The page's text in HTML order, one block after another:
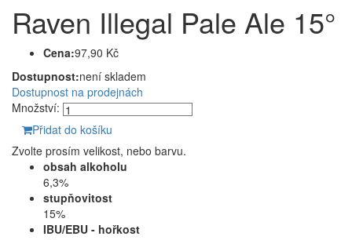
Raven Illegal Pale Ale 15°
Cena:97,90 Kč
Dostupnost:není skladem
Dostupnost na prodejnách
Množství:
Přidat do košíku
Zvolte prosím velikost, nebo barvu.
obsah alkoholu
6,3%
stupňovitost
15%
IBU/EBU - hořkost